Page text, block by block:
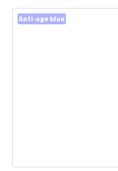
Anti-age blue